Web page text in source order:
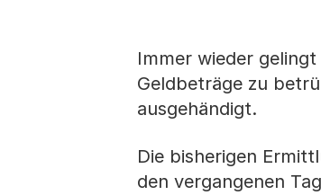
Immer wieder
Geldbeträge zu
ausgehändigt.
Die bisherigen
den vergangenen